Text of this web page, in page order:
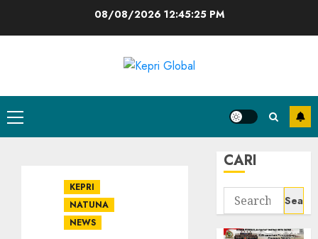
08/08/2026 12:45:26 PM
Primary
Menu
KEPRI
NATUNA
NEWS
CARI
Search
for: